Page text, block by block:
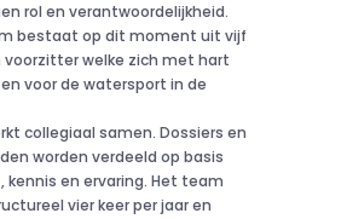
rol en verantwoordelijkheid.
bestaat op dit moment uit vijf
voorzitter welke zich met hart
voor de watersport in de
collegiaal samen. Dossiers en
worden verdeeld op basis
en ervaring. Het team
vier keer per jaar en